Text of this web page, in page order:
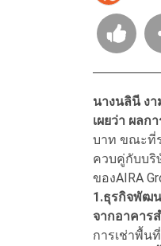
นางนลินี ง
เผยว่า ผลก
บาท ขณะที่
ควบคู่กับบริ
ของAIRA
1.ธุรกิจพัฒ
จากอาคาร
การเช่าพื้น